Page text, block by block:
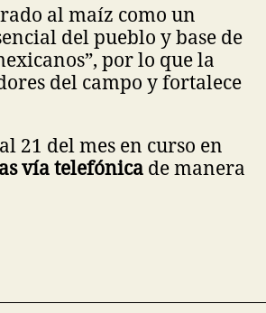
al maíz como un
del pueblo y base de
por lo que la
del campo y fortalece
21 del mes en curso en
vía telefónica de manera